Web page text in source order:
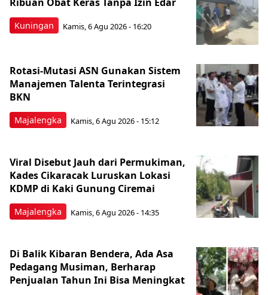
Kuningan Kamis, 6 Agu 2026 - 16:20
Majalengka
Rotasi-Mutasi ASN Gunakan Sistem
Manajemen Talenta Terintegrasi
BKN
Kamis, 6 Agu 2026 - 15:12
Majalengka
Viral Disebut Jauh dari Permukiman,
Kades Cikaracak Luruskan Lokasi
KDMP di Kaki Gunung Ciremai
Kamis, 6 Agu 2026 - 14:35
Di Balik Kibaran Bendera, Ada Asa
Pedagang Musiman, Berharap
Penjualan Tahun Ini Bisa Meningkat